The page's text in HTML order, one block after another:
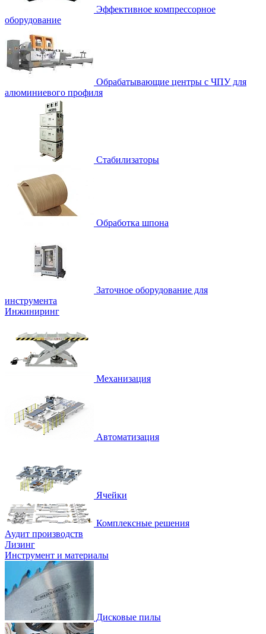
Эффективное компрессорное
оборудование
Обрабатывающие центры с ЧПУ для
алюминиевого профиля
Стабилизаторы
Обработка шпона
Заточное оборудование для
инструмента
Инжиниринг
Механизация
Автоматизация
Ячейки
Комплексные решения
Аудит производств
Лизинг
Инструмент и материалы
Дисковые пилы